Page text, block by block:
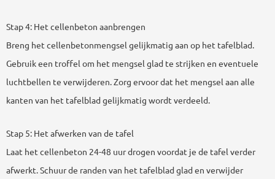
Stap 4: Het cellenbeton aanbrengen
Breng het cellenbetonmengsel gelijkmatig aan op het tafelblad.
Gebruik een troffel om het mengsel glad te strijken en eventuele
luchtbellen te verwijderen. Zorg ervoor dat het mengsel aan alle
kanten van het tafelblad gelijkmatig wordt verdeeld.
Stap 5: Het afwerken van de tafel
Laat het cellenbeton 24-48 uur drogen voordat je de tafel verder
afwerkt. Schuur de randen van het tafelblad glad en verwijder